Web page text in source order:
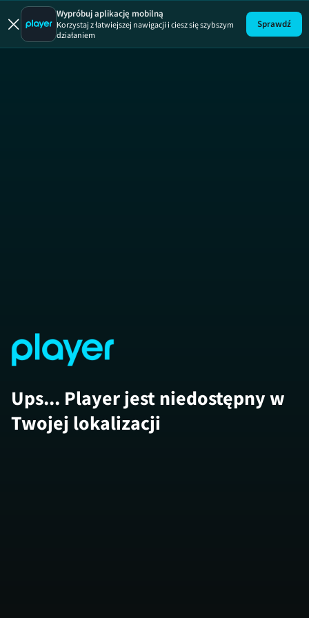
Wypróbuj aplikację mobilną
Korzystaj z łatwiejszej nawigacji i ciesz się szybszym
działaniem
Sprawdź
Ups... Player jest niedostępny w
Twojej lokalizacji